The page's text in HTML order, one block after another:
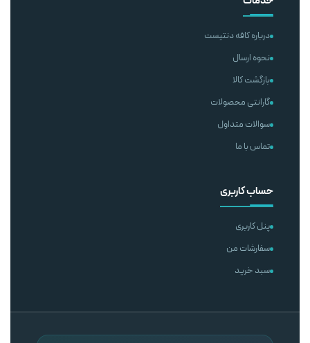
درباره کافه دنتیست
نحوه ارسال
بازگشت کالا
گارانتی محصولات
سوالات متداول
تماس با ما
حساب کاربری
پنل کاربری
سفارشات من
سبد خرید